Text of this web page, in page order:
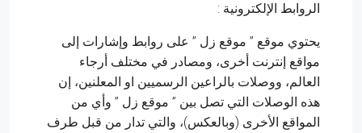
الروابط الإلكترونية :
يحتوي موقع ” موقع زل ” على روابط وإشارات إلى
مواقع إنترنت أخرى، ومصادر في مختلف أرجاء
العالم، ووصلات بالراعين الرسميين او المعلنين، إن
هذه الوصلات التي تصل بين ” موقع زل ” وأي من
المواقع الأخرى (وبالعكس)، والتي تدار من قبل طرف